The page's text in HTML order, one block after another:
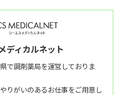
ディカルネット
で調剤薬局を運営しておりま
りがいのあるお仕事をご用意し